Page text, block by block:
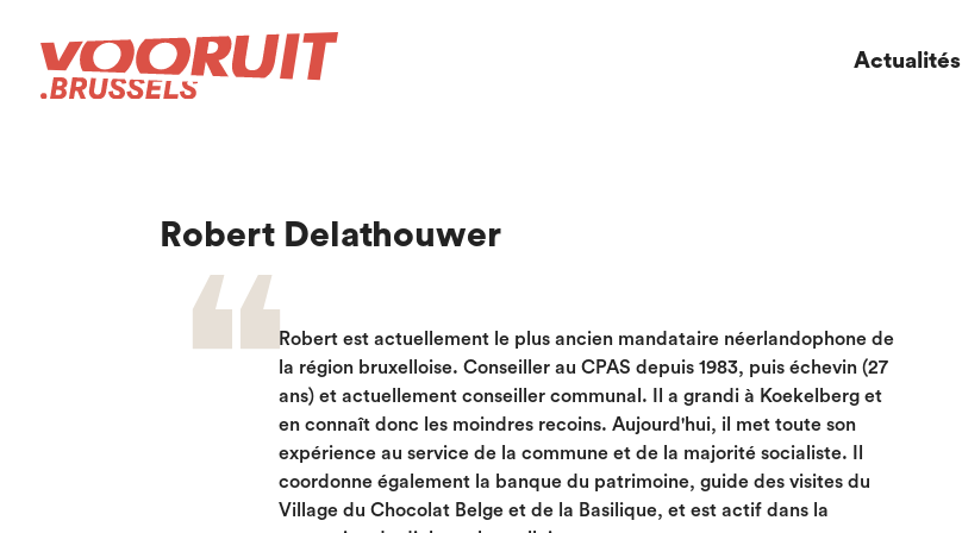
Actualités
Robert Delathouwer
Robert est actuellement le plus ancien mandataire néerlandophone de
la région bruxelloise. Conseiller au CPAS depuis 1983, puis échevin (27
ans) et actuellement conseiller communal. Il a grandi à Koekelberg et
en connaît donc les moindres recoins. Aujourd'hui, il met toute son
expérience au service de la commune et de la majorité socialiste. Il
coordonne également la banque du patrimoine, guide des visites du
Village du Chocolat Belge et de la Basilique, et est actif dans la